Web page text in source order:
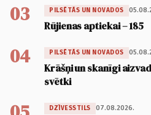
03 PILSĒTĀS UN NOVADOS
Rūjienas aptiekai – 185
04 PILSĒTĀS UN NOVADOS
Krāšņi un skanīgi
svētki
DZĪVESSTILS 07.08.2026.